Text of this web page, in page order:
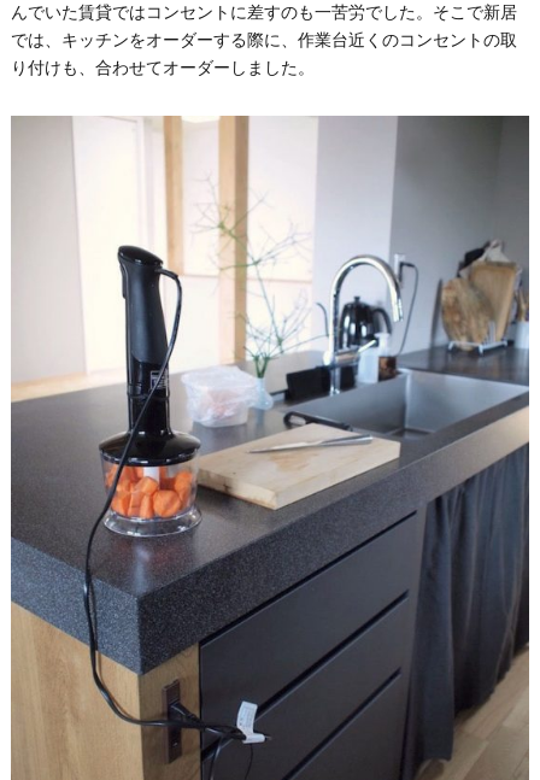
んでいた賃貸ではコンセントに差すのも一苦労でした。そこで新居
では、キッチンをオーダーする際に、作業台近くのコンセントの取
り付けも、合わせてオーダーしました。